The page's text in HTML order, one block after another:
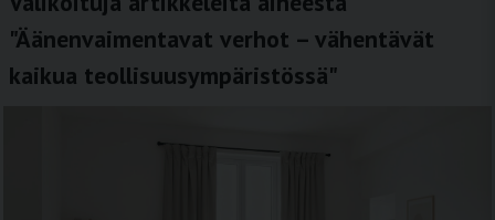
"Äänenvaimentavat verhot – vähentävät
kaikua teollisuusympäristössä"